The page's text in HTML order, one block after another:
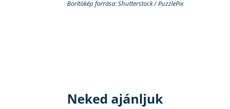
Borítókép forrása: Shutterstock / PuzzlePix
Neked ajánljuk